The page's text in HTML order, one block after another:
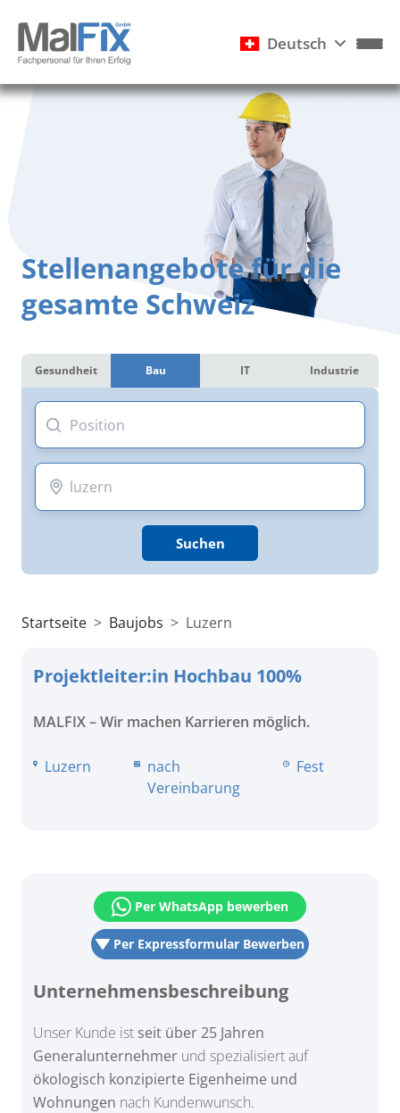
Deutsch
Stellenangebote für die
gesamte Schweiz
Gesundheit Bau IT Industrie
Suchen
Startseite Baujobs Luzern
Projektleiter:in Hochbau 100%
MALFIX – Wir machen Karrieren möglich.
Luzern
nach
Vereinbarung
Fest
Per Expressformular Bewerben
Per WhatsApp bewerben
Unternehmensbeschreibung
Unser Kunde ist seit über 25 Jahren
Generalunternehmer und spezialisiert auf
ökologisch konzipierte Eigenheime und
Wohnungen nach Kundenwunsch.